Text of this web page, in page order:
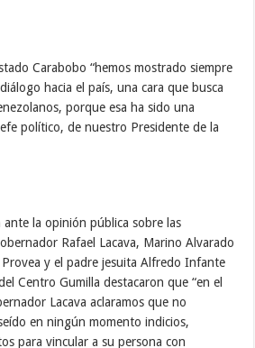
Carabobo “hemos mostrado siempre
hacia el país, una cara que busca
porque esa ha sido una
político, de nuestro Presidente de la
la opinión pública sobre las
Rafael Lacava, Marino Alvarado
y el padre jesuita Alfredo Infante
Centro Gumilla destacaron que “en el
Lacava aclaramos que no
en ningún momento indicios,
para vincular a su persona con